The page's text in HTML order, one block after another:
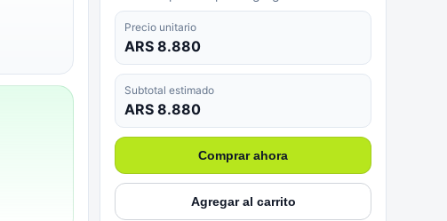
Precio unitario
ARS 8.880
Subtotal estimado
ARS 8.880
Comprar ahora
Agregar al carrito